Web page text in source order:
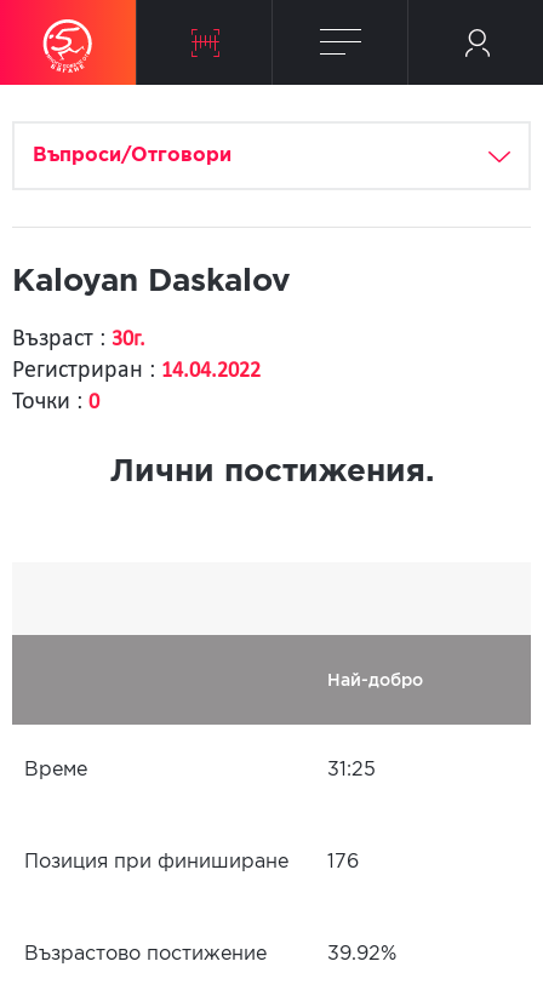
Въпроси/Отговори
Kaloyan Daskalov
Възраст : 30г.
Регистриран : 14.04.2022
Точки : 0
Лични постижения.
Най-добро
Време 31:25
Позиция при финиширане 176
Възрастово постижение 39.92%